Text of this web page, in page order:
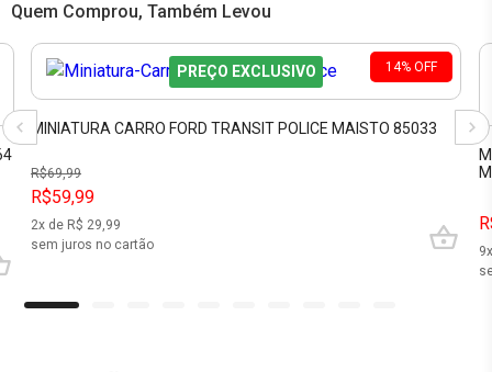
Quem Comprou, Também Levou
14% OFF
PREÇO EXCLUSIVO
MINIATURA CARRO FORD TRANSIT POLICE MAISTO 85033
R$69,99
R$59,99
2x de R$ 29,99
sem juros no cartão
9